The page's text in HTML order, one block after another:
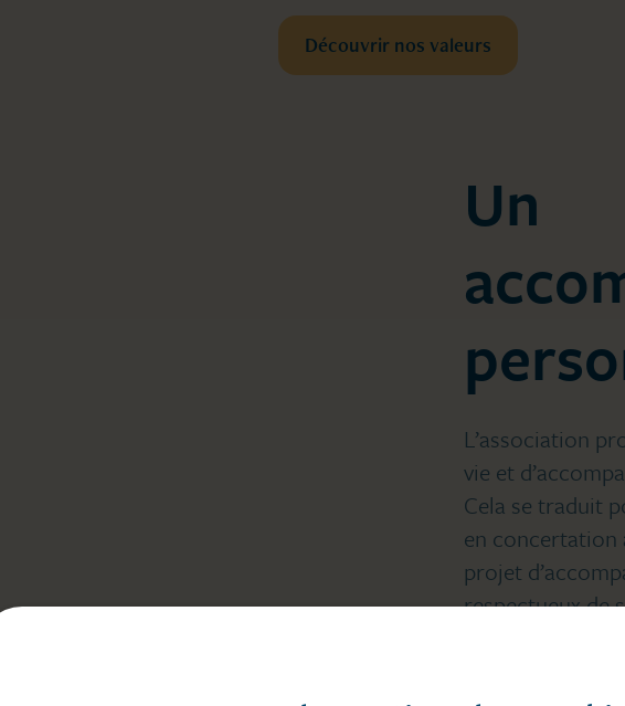
Découvrir nos valeurs
Un
L’association
vie et
Cela se traduit
en concertation
projet
respectueux de
compte